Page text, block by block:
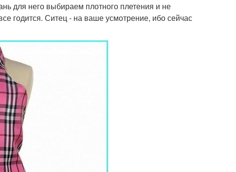
для него выбираем плотного плетения и не
годится. Ситец - на ваше усмотрение, ибо сейчас